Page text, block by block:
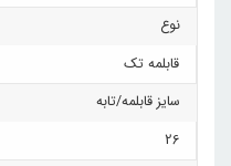
نوع
قابلمه تک
سایز قابلمه/تابه
26